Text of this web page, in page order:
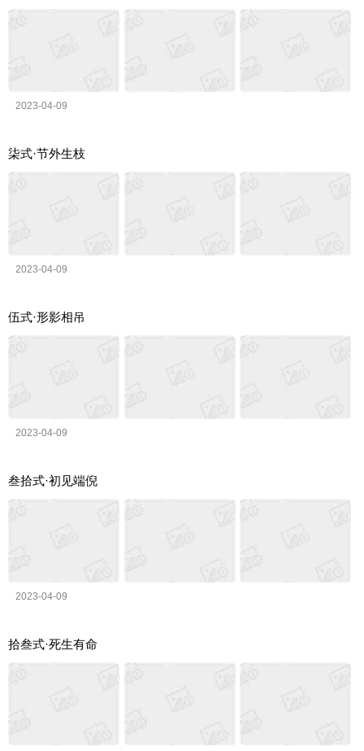
2023-04-09
柒式·节外生枝
2023-04-09
伍式·形影相吊
2023-04-09
叁拾式·初见端倪
2023-04-09
拾叁式·死生有命